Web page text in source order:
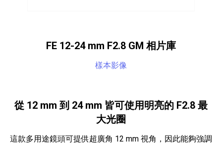
FE 12-24 mm F2.8 GM 相片庫
樣本影像
從 12 mm 到 24 mm 皆可使用明亮的 F2.8 最
大光圈
這款多用途鏡頭可提供超廣角 12 mm 視角，因此能夠強調